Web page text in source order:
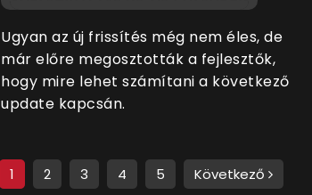
Ugyan az új frissítés még nem éles, de
már előre megosztották a fejlesztők,
hogy mire lehet számítani a következő
update kapcsán.
1 2 3 4 5 Következő